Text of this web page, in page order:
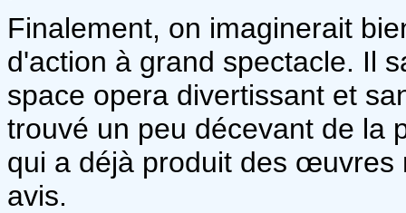
Finalement, on imaginerait
d'action à grand spectacle. Il
space opera divertissant et
trouvé un peu décevant de la
qui a déjà produit des œuvres
avis.